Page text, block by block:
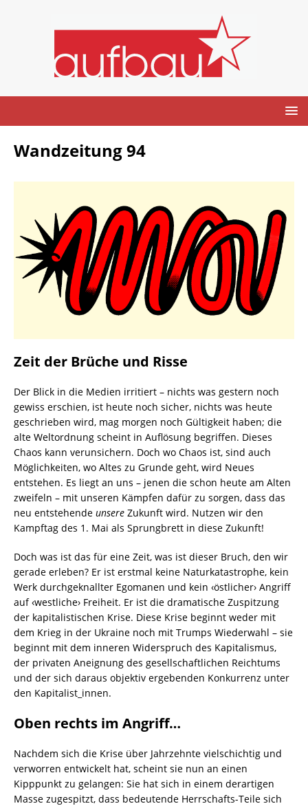
Wandzeitung 94
Zeit der Brüche und Risse
Der Blick in die Medien irritiert – nichts was gestern noch
gewiss erschien, ist heute noch sicher, nichts was heute
geschrieben wird, mag morgen noch Gültigkeit haben; die
alte Weltordnung scheint in Auflösung begriffen. Dieses
Chaos kann verunsichern. Doch wo Chaos ist, sind auch
Möglichkeiten, wo Altes zu Grunde geht, wird Neues
entstehen. Es liegt an uns – jenen die schon heute am Alten
zweifeln – mit unseren Kämpfen dafür zu sorgen, dass das
neu entstehende unsere Zukunft wird. Nutzen wir den
Kampftag des 1. Mai als Sprungbrett in diese Zukunft!
Doch was ist das für eine Zeit, was ist dieser Bruch, den wir
gerade erleben? Er ist erstmal keine Naturkata­strophe, kein
Werk durchgeknallter Egomanen und kein ‹östlicher› Angriff
auf ‹westliche› Freiheit. Er ist die dramatische Zuspitzung
der kapitalistischen Krise. Diese Krise beginnt weder mit
dem Krieg in der Ukraine noch mit Trumps Wiederwahl – sie
beginnt mit dem inneren Widerspruch des Kapitalismus,
der privaten Aneignung des gesellschaftlichen Reichtums
und der sich daraus objektiv ergebenden Konkurrenz unter
den Kapitalist_innen.
Oben rechts im Angriff…
Nachdem sich die Krise über Jahrzehnte vielschichtig und
verworren entwickelt hat, scheint sie nun an einen
Kipppunkt zu gelangen: Sie hat sich in einem derartigen
Masse zugespitzt, dass bedeutende Herrschafts-Teile sich